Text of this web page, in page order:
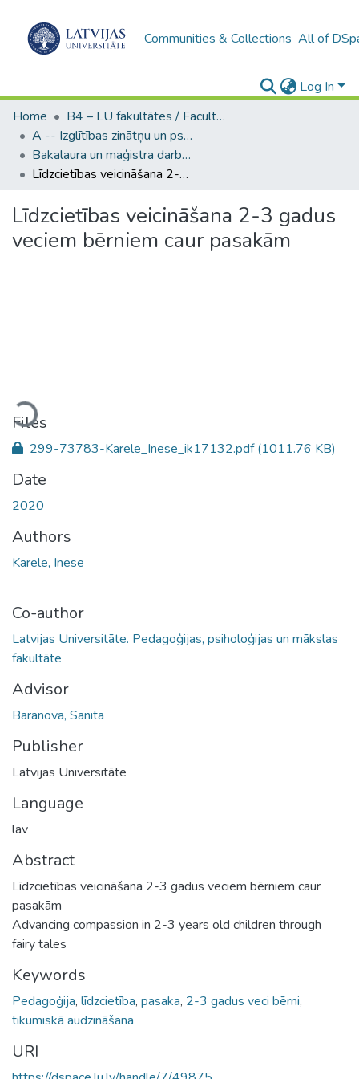
Communities & Collections All of
Log In
Home
B4 – LU fakultātes / Faculties of the UL
A -- Izglītības zinātņu un psiholoģijas fakultāte / Faculty of Education Sciences and Psychology
Bakalaura un maģistra darbi (PPMF) / Bachelor's and Master's theses
Līdzcietības veicināšana 2-3 gadus veciem bērniem caur pasakām
Līdzcietības veicināšana 2-3 gadus
veciem bērniem caur pasakām
Files
299-73783-Karele_Inese_ik17132.pdf(1011.76 KB)
Date
2020
Authors
Karele, Inese
Co-author
Latvijas Universitāte. Pedagoģijas, psiholoģijas un mākslas
fakultāte
Advisor
Baranova, Sanita
Publisher
Latvijas Universitāte
Language
lav
Abstract
Līdzcietības veicināšana 2-3 gadus veciem bērniem caur
pasakām
Advancing compassion in 2-3 years old children through
fairy tales
Keywords
Pedagoģija, līdzcietība, pasaka, 2-3 gadus veci bērni,
tikumiskā audzināšana
URI